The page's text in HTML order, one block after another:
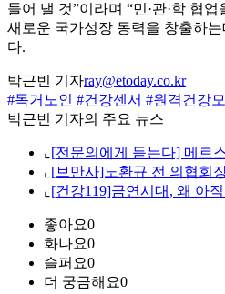
들어 낼 것”이라며 “민·관·학 협
새로운 국가성장 동력을 창출하
다.
박근빈 기자ray@etoday.co.kr
#독거노인 #건강센서 #원격건강
박근빈 기자의 주요 뉴스
⌞ [전문의에게 듣는다] 메르
⌞ [브만사]노환규 전 의협회
⌞ [건강119]금연시대, 왜 아
좋아요0
화나요0
슬퍼요0
더 궁금해요0